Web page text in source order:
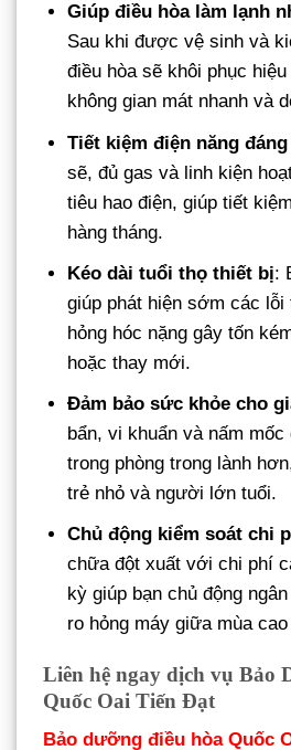
Giúp điều hòa làm lạnh
Sau khi được vệ sinh và
điều hòa sẽ khôi phục
không gian mát nhanh và
Tiết kiệm điện năng đáng
sẽ, đủ gas và linh kiện
tiêu hao điện, giúp tiết
hàng tháng.
Kéo dài tuổi thọ thiết bị:
giúp phát hiện sớm các lỗi
hỏng hóc nặng gây tốn
hoặc thay mới.
Đảm bảo sức khỏe cho
bẩn, vi khuẩn và nấm
trong phòng trong lành
trẻ nhỏ và người lớn tuổi.
Chủ động kiểm soát chi
chữa đột xuất với chi phí
kỳ giúp bạn chủ động
ro hỏng máy giữa mùa
Liên hệ ngay dịch vụ Bảo
Quốc Oai Tiến Đạt
Bảo dưỡng điều hòa Quốc